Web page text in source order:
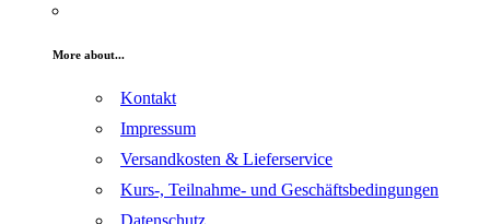
More about...
Kontakt
Impressum
Versandkosten & Lieferservice
Kurs-, Teilnahme- und Geschäftsbedingungen
Datenschutz